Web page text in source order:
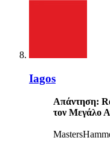
Iagos
Απάντηση:
τον Μεγάλο